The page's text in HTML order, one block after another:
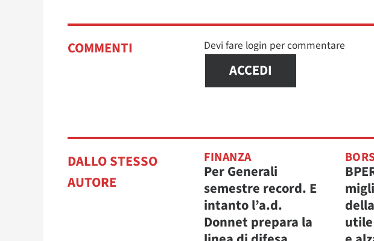
COMMENTI Devi fare login per commentare
ACCEDI
DALLO STESSO
AUTORE
FINANZA
Per Generali
semestre record. E
intanto l’a.d.
Donnet prepara la